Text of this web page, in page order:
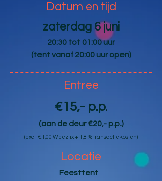
Datum en tijd
zaterdag 6 juni
20:30 tot 01:00 uur
(tent vanaf 20:00 uur open)
Entree
€15,- p.p.
(aan de deur €20,- p.p.)
(excl. €1,00 Weeztix + 1,8 % transactiekosten)
Locatie
Feesttent